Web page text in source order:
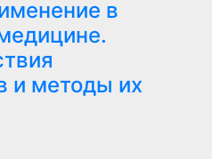
в
и методы их